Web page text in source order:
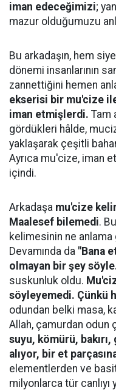
iman edeceğimizi;
mazur olduğumuzu
Bu arkadaşın, hem
dönemi insanlarının
zannettiğini hemen
ekserisi bir mu'cize
iman etmişlerdi. Tam
gördükleri hâlde,
yaklaşarak çeşitli
Ayrıca mu'cize, iman
içindi.
Arkadaşa mu'cize
Maalesef bilemedi.
kelimesinin ne anlama
Devamında da "Bana
olmayan bir şey
suskunluk oldu.
söyleyemedi. Çünkü
odundan belki masa,
Allah, çamurdan odun
suyu, kömürü, bakırı,
alıyor, bir et
elementlerden ve
milyonlarca tür canlıyı